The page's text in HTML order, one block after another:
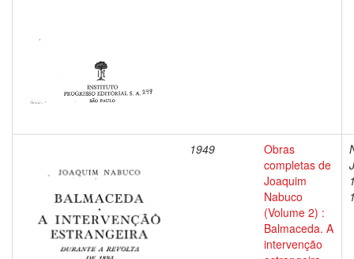
1949
Obras
completas de
Joaquim
Nabuco
(Volume 2) :
Balmaceda. A
intervenção